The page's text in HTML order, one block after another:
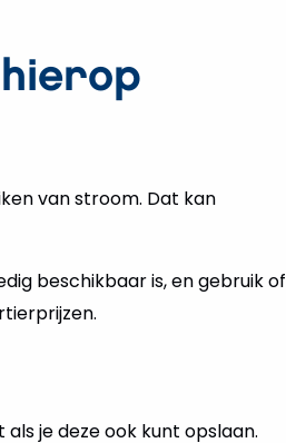
van stroom. Dat kan
beschikbaar is, en gebruik of
je deze ook kunt opslaan.